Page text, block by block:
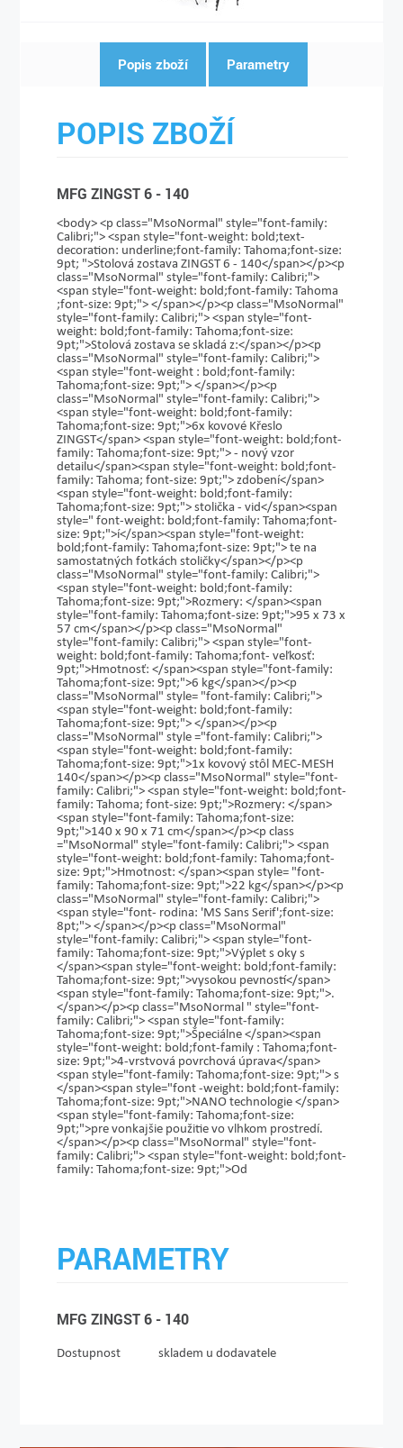
Popis zboží Parametry
POPIS ZBOŽÍ
MFG ZINGST 6 - 140
<body> <p class="MsoNormal" style="font-family:
Calibri;"> <span style="font-weight: bold;text-
decoration: underline;font-family: Tahoma;font-size:
9pt; ">Stolová zostava ZINGST 6 - 140</span></p><p
class="MsoNormal" style="font-family: Calibri;">
<span style="font-weight: bold;font-family: Tahoma
;font-size: 9pt;"> </span></p><p class="MsoNormal"
style="font-family: Calibri;"> <span style="font-
weight: bold;font-family: Tahoma;font-size:
9pt;">Stolová zostava se skladá z:</span></p><p
class="MsoNormal" style="font-family: Calibri;">
<span style="font-weight : bold;font-family:
Tahoma;font-size: 9pt;"> </span></p><p
class="MsoNormal" style="font-family: Calibri;">
<span style="font-weight: bold;font-family:
Tahoma;font-size: 9pt;">6x kovové Křeslo
ZINGST</span> <span style="font-weight: bold;font-
family: Tahoma;font-size: 9pt;"> - nový vzor
detailu</span><span style="font-weight: bold;font-
family: Tahoma; font-size: 9pt;"> zdobení</span>
<span style="font-weight: bold;font-family:
Tahoma;font-size: 9pt;"> stolička - vid</span><span
style=" font-weight: bold;font-family: Tahoma;font-
size: 9pt;">í</span><span style="font-weight:
bold;font-family: Tahoma;font-size: 9pt;"> te na
samostatných fotkách stoličky</span></p><p
class="MsoNormal" style="font-family: Calibri;">
<span style="font-weight: bold;font-family:
Tahoma;font-size: 9pt;">Rozmery: </span><span
style="font-family: Tahoma;font-size: 9pt;">95 x 73 x
57 cm</span></p><p class="MsoNormal"
style="font-family: Calibri;"> <span style="font-
weight: bold;font-family: Tahoma;font- veľkosť:
9pt;">Hmotnosť: </span><span style="font-family:
Tahoma;font-size: 9pt;">6 kg</span></p><p
class="MsoNormal" style= "font-family: Calibri;">
<span style="font-weight: bold;font-family:
Tahoma;font-size: 9pt;"> </span></p><p
class="MsoNormal" style ="font-family: Calibri;">
<span style="font-weight: bold;font-family:
Tahoma;font-size: 9pt;">1x kovový stôl MEC-MESH
140</span></p><p class="MsoNormal" style="font-
family: Calibri;"> <span style="font-weight: bold;font-
family: Tahoma; font-size: 9pt;">Rozmery: </span>
<span style="font-family: Tahoma;font-size:
9pt;">140 x 90 x 71 cm</span></p><p class
="MsoNormal" style="font-family: Calibri;"> <span
style="font-weight: bold;font-family: Tahoma;font-
size: 9pt;">Hmotnost: </span><span style= "font-
family: Tahoma;font-size: 9pt;">22 kg</span></p><p
class="MsoNormal" style="font-family: Calibri;">
<span style="font- rodina: 'MS Sans Serif';font-size:
8pt;"> </span></p><p class="MsoNormal"
style="font-family: Calibri;"> <span style="font-
family: Tahoma;font-size: 9pt;">Výplet s oky s
</span><span style="font-weight: bold;font-family:
Tahoma;font-size: 9pt;">vysokou pevností</span>
<span style="font-family: Tahoma;font-size: 9pt;">.
</span></p><p class="MsoNormal " style="font-
family: Calibri;"> <span style="font-family:
Tahoma;font-size: 9pt;">Špeciálne </span><span
style="font-weight: bold;font-family : Tahoma;font-
size: 9pt;">4-vrstvová povrchová úprava</span>
<span style="font-family: Tahoma;font-size: 9pt;"> s
</span><span style="font -weight: bold;font-family:
Tahoma;font-size: 9pt;">NANO technologie </span>
<span style="font-family: Tahoma;font-size:
9pt;">pre vonkajšie použitie vo vlhkom prostredí.
</span></p><p class="MsoNormal" style="font-
family: Calibri;"> <span style="font-weight: bold;font-
family: Tahoma;font-size: 9pt;">Od
PARAMETRY
MFG ZINGST 6 - 140
Dostupnost skladem u dodavatele